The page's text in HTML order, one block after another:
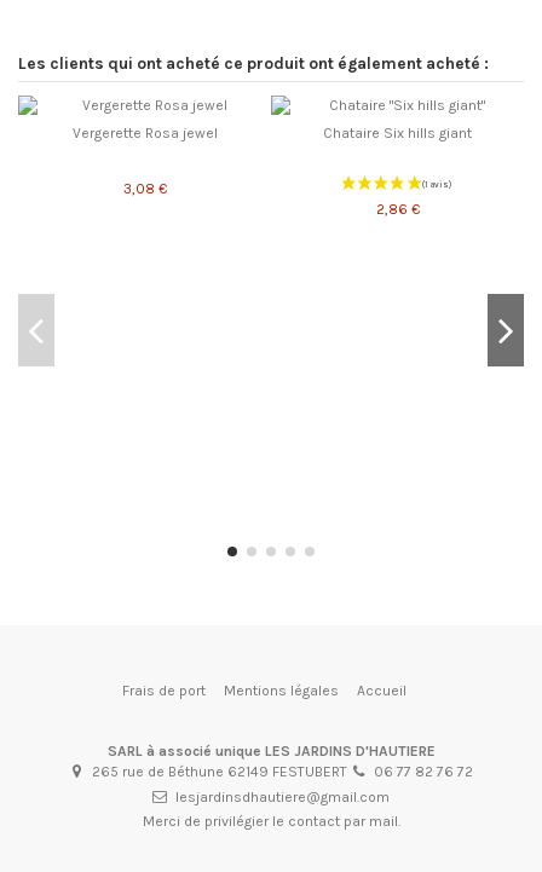
Les clients qui ont acheté ce produit ont également acheté :
Vergerette Rosa jewel
3,08 €
Chataire Six hills giant
2,86 €
Frais de port Mentions légales Accueil
SARL à associé unique LES JARDINS D'HAUTIERE
265 rue de Béthune 62149 FESTUBERT
06 77 82 76 72
lesjardinsdhautiere@gmail.com
Merci de privilégier le contact par mail.